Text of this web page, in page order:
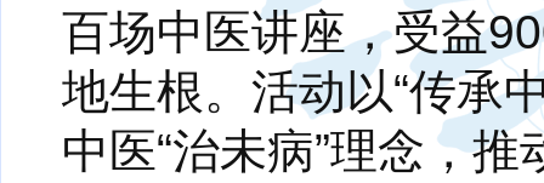
百场中医讲座，受益
地生根。活动以“传承
中医“治未病”理念，